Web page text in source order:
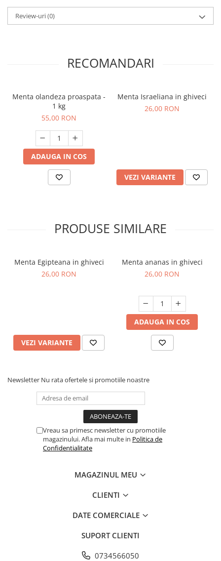
Review-uri(0)
RECOMANDARI
Menta olandeza proaspata -
1 kg
55,00 RON
ADAUGA IN COS
Menta Israeliana in ghiveci
26,00 RON
VEZI VARIANTE
PRODUSE SIMILARE
Menta Egipteana in ghiveci
26,00 RON
VEZI VARIANTE
Menta ananas in ghiveci
26,00 RON
ADAUGA IN COS
Newsletter Nu rata ofertele si promotiile noastre
Vreau sa primesc newsletter cu promotiile
magazinului. Afla mai multe in Politica de
Confidentialitate
MAGAZINUL MEU
CLIENTI
DATE COMERCIALE
SUPORT CLIENTI
0734566050